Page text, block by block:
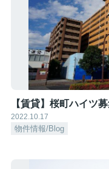
【賃貸】桜町ハイツ
2022.10.17
物件情報/Blog